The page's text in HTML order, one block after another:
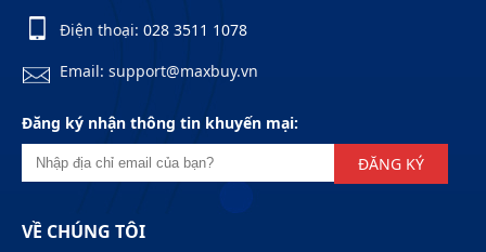
Điện thoại: 028 3511 1078
Email: support@maxbuy.vn
Đăng ký nhận thông tin khuyến mại:
ĐĂNG KÝ
VỀ CHÚNG TÔI